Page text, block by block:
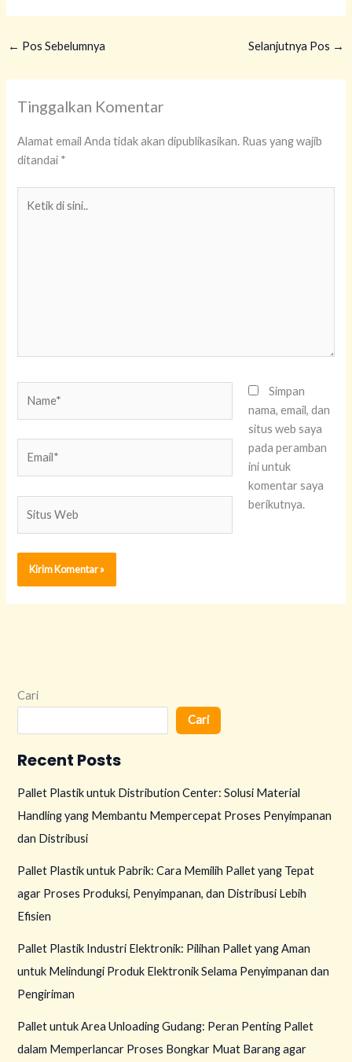
← Pos Sebelumnya Selanjutnya Pos →
Tinggalkan Komentar
Alamat email Anda tidak akan dipublikasikan. Ruas yang wajib
ditandai *
Web
Simpan
nama, email, dan
situs web saya
pada peramban
ini untuk
komentar saya
berikutnya.
Cari
Cari
Recent Posts
Pallet Plastik untuk Distribution Center: Solusi Material
Handling yang Membantu Mempercepat Proses Penyimpanan
dan Distribusi
Pallet Plastik untuk Pabrik: Cara Memilih Pallet yang Tepat
agar Proses Produksi, Penyimpanan, dan Distribusi Lebih
Efisien
Pallet Plastik Industri Elektronik: Pilihan Pallet yang Aman
untuk Melindungi Produk Elektronik Selama Penyimpanan dan
Pengiriman
Pallet untuk Area Unloading Gudang: Peran Penting Pallet
dalam Memperlancar Proses Bongkar Muat Barang agar